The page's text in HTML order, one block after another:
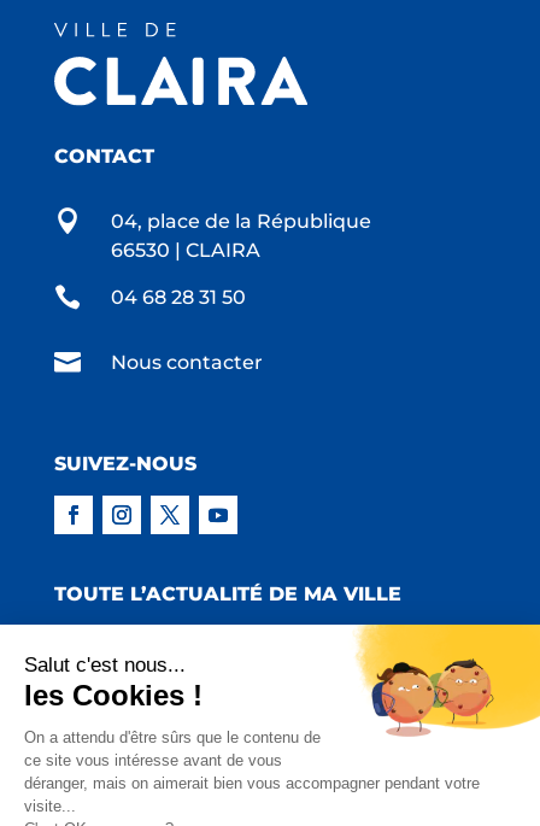
CONTACT

04, place de la République
66530 | CLAIRA
 04 68 28 31 50
 Nous contacter
SUIVEZ-NOUS
TOUTE L’ACTUALITÉ DE MA VILLE
Copyright © 2022 Mairie de Claira | Réalisation
:Emmaluc Communication
Salut c'est nous...
les Cookies !
On a attendu d'être sûrs que le contenu de
ce site vous intéresse avant de vous
déranger, mais on aimerait bien vous accompagner pendant votre
visite...